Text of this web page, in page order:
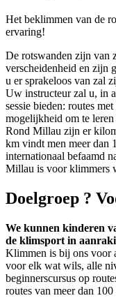
Het beklimmen van de
ervaring!
De rotswanden zijn van
verscheidenheid en zijn
u er sprakeloos van zal
Uw instructeur zal u, in
sessie bieden: routes
mogelijkheid om te
Rond Millau zijn er
km vindt men meer dan
internationaal befaamd
Millau is voor klimmers
Doelgroep ?
We kunnen kinderen
de klimsport in
Klimmen is bij ons voor
voor elk wat wils, alle
beginnerscursus op
routes van meer dan 100